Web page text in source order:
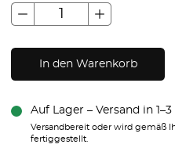
In den Warenkorb
Auf Lager – Versand in
Versandbereit oder wird gemäß
fertiggestellt.